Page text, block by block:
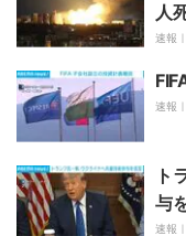
人
速報｜
速報｜
ト
与
速報｜